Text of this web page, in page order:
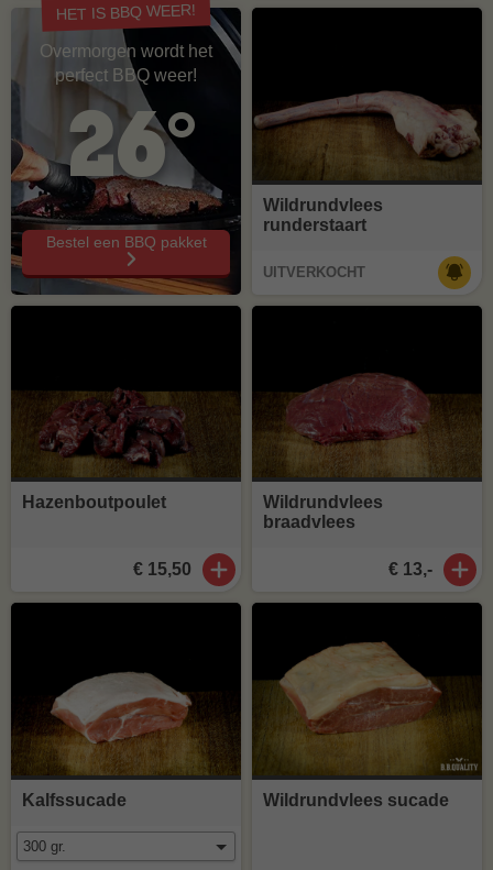
Wildrundvlees
runderstaart
UITVERKOCHT
Hazenboutpoulet
€ 15,50
Wildrundvlees
braadvlees
€ 13,-
Kalfssucade Wildrundvlees sucade
HET IS BBQ WEER!
Overmorgen wordt het
perfect BBQ weer!
26°
Bestel een BBQ pakket